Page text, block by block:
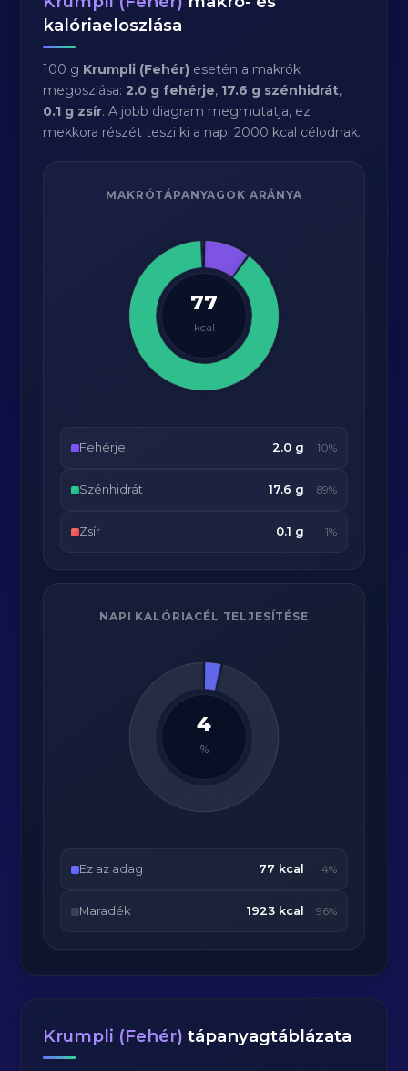
kalóriaeloszlása
100 g Krumpli (Fehér) esetén a makrók
megoszlása:2.0 g fehérje, 17.6 g szénhidrát,
0.1 g zsír. A jobb diagram megmutatja, ez
mekkora részét teszi ki a napi 2000 kcal célodnak.
MAKRÓTÁPANYAGOK ARÁNYA
77
kcal
Fehérje 2.0 g 10%
Szénhidrát 17.6 g 89%
Zsír 0.1 g 1%
NAPI KALÓRIACÉL TELJESÍTÉSE
4
%
Ez az adag 77 kcal 4%
Maradék 1923 kcal 96%
Krumpli (Fehér) tápanyagtáblázata